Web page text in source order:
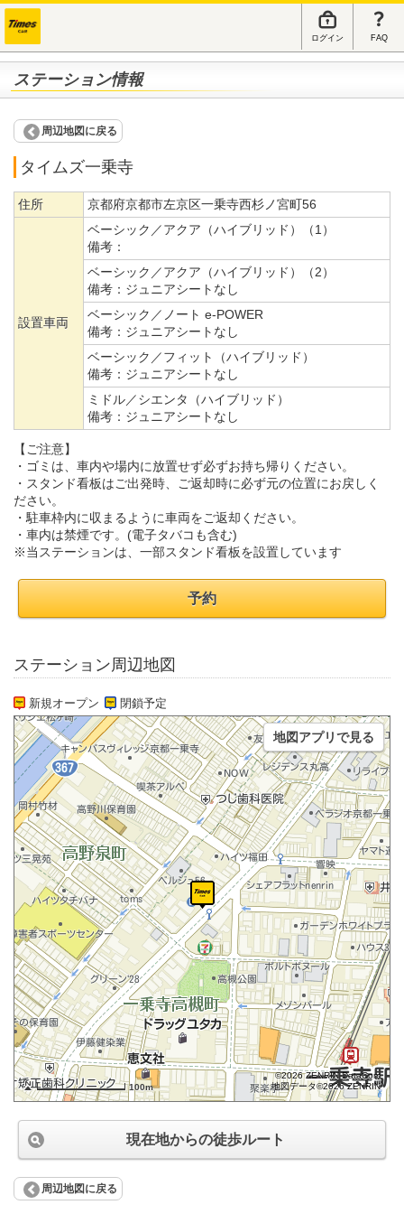
ログイン FAQ
ステーション情報
周辺地図に戻る
タイムズ一乗寺
住所 京都府京都市左京区一乗寺西杉ノ宮町56
設置車両
ベーシック／アクア（ハイブリッド）（1）
備考：
ベーシック／アクア（ハイブリッド）（2）
備考： ジュニアシートなし
ベーシック／ノート e-POWER
備考： ジュニアシートなし
ベーシック／フィット（ハイブリッド）
備考： ジュニアシートなし
ミドル／シエンタ（ハイブリッド）
備考： ジュニアシートなし
【ご注意】
・ゴミは、車内や場内に放置せず必ずお持ち帰りください。
・スタンド看板はご出発時、ご返却時に必ず元の位置にお戻しく
ださい。
・駐車枠内に収まるように車両をご返却ください。
・車内は禁煙です。(電子タバコも含む)
※当ステーションは、一部スタンド看板を設置しています
予約
ステーション周辺地図
新規オープン 閉鎖予定
100m
©2026 ZENRIN DataCom
地図データ©2026 ZENRIN
地図アプリで見る
現在地からの徒歩ルート
周辺地図に戻る